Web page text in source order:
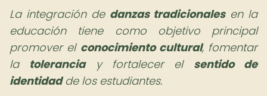
La integración de danzas tradicionalesen la
educación tiene como objetivo principal
promover el conocimiento cultural, fomentar
la toleranciay fortalecer el sentido de
identidadde los estudiantes.